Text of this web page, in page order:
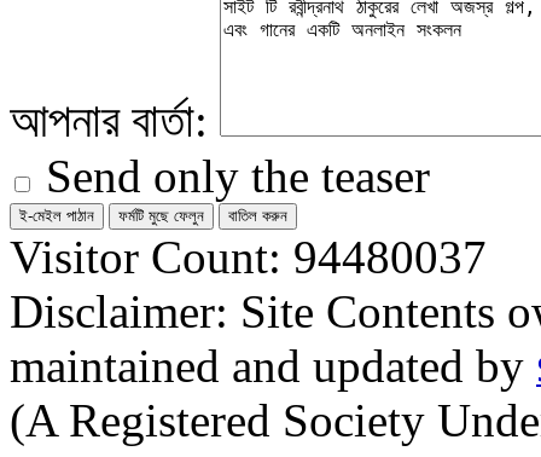
আপনার বার্তা:
Send only the teaser
Visitor Count: 94480037
Disclaimer: Site Contents
maintained and updated by
(A Registered Society